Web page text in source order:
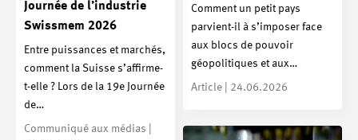
Comment un petit pays
parvient-il à s’imposer face
aux blocs de pouvoir
géopolitiques et aux…
Article | 24.06.2026
Journée de l’industrie
Swissmem 2026
Entre puissances et marchés,
comment la Suisse s’affirme-
t-elle ? Lors de la 19e Journée
de…
Communiqué aux médias |